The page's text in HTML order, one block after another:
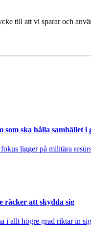
till att vi sparar och
som ska hålla samhället i
ligger på militära
räcker att skydda sig
i allt högre grad riktar in